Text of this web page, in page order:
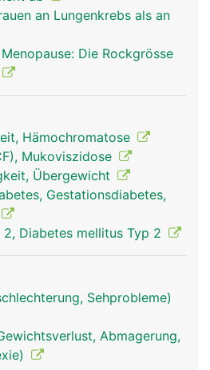
die zuvor in die Nahrung
damit die empfindliche
von der Säure angegriffen
ist die Produktion der
die als
regulieren. Insulin
Glukagon
der Blutzuckerspiegel
nach einer Mahlzeit, gibt die
ins Blut ab, wodurch
Wenn umgekehrt der
niedrig ist, wird Glukagon
an Lungenkrebs als an
Die Rockgrösse
Hämochromatose
Mukoviszidose
Übergewicht
Gestationsdiabetes,
Diabetes mellitus Typ 2
Sehprobleme)
Abmagerung,